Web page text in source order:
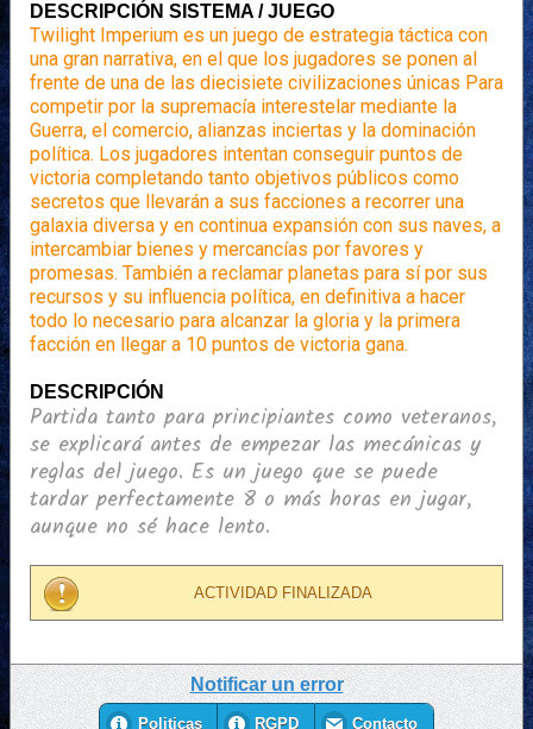
DESCRIPCIÓN SISTEMA / JUEGO
Twilight Imperium es un juego de estrategia táctica con
una gran narrativa, en el que los jugadores se ponen al
frente de una de las diecisiete civilizaciones únicas Para
competir por la supremacía interestelar mediante la
Guerra, el comercio, alianzas inciertas y la dominación
política. Los jugadores intentan conseguir puntos de
victoria completando tanto objetivos públicos como
secretos que llevarán a sus facciones a recorrer una
galaxia diversa y en continua expansión con sus naves, a
intercambiar bienes y mercancías por favores y
promesas. También a reclamar planetas para sí por sus
recursos y su influencia política, en definitiva a hacer
todo lo necesario para alcanzar la gloria y la primera
facción en llegar a 10 puntos de victoria gana.
DESCRIPCIÓN
Partida tanto para principiantes como veteranos,
se explicará antes de empezar las mecánicas y
reglas del juego. Es un juego que se puede
tardar perfectamente 8 o más horas en jugar,
aunque no sé hace lento.
ACTIVIDAD FINALIZADA
Notificar un error
Politicas RGPD Contacto